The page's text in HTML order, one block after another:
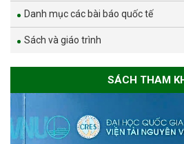
Danh mục các bài báo quốc tế
Sách và giáo trình
SÁCH THAM